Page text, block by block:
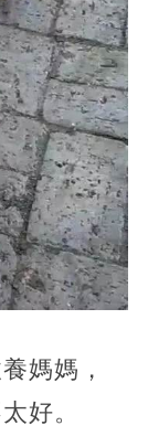
媽媽，
好。